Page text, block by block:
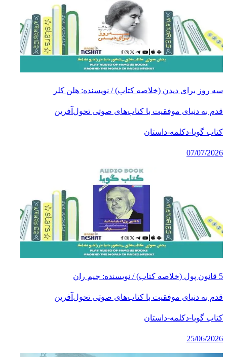
سه روز برای دیدن (خلاصه کتاب) / نویسنده: هلن کلر
قدم به دنیای موفقیت با کتاب‌های صوتی تحول‌آفرین
کتاب گویا-دکلمه-داستان
07/07/2026
5 قانون پول (خلاصه کتاب) / نویسنده: جیم ران
قدم به دنیای موفقیت با کتاب‌های صوتی تحول‌آفرین
کتاب گویا-دکلمه-داستان
25/06/2026